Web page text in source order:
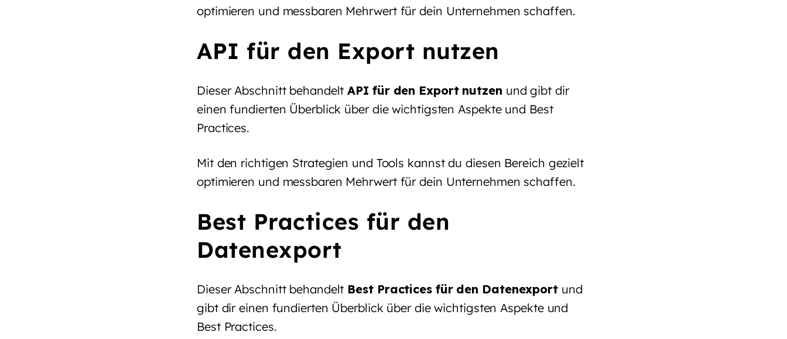
optimieren und messbaren Mehrwert für dein Unternehmen schaffen.
API für den Export nutzen
Dieser Abschnitt behandeltAPI für den Export nutzen und gibt dir
einen fundierten Überblick über die wichtigsten Aspekte und Best
Practices.
Mit den richtigen Strategien und Tools kannst du diesen Bereich gezielt
optimieren und messbaren Mehrwert für dein Unternehmen schaffen.
Best Practices für den
Datenexport
Dieser Abschnitt behandelt Best Practices für den Datenexportund
gibt dir einen fundierten Überblick über die wichtigsten Aspekte und
Best Practices.